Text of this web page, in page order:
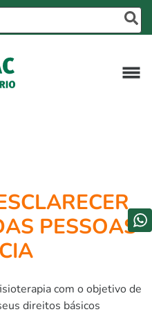
PESSOAS
com o objetivo de
direitos básicos